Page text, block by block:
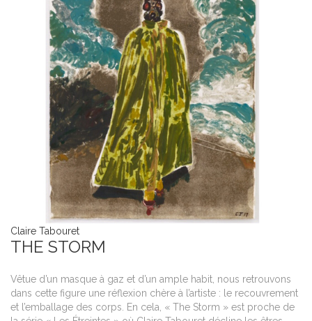
Claire Tabouret
THE STORM
Vêtue d’un masque à gaz et d’un ample habit, nous retrouvons
dans cette figure une réflexion chère à l’artiste : le recouvrement
et l’emballage des corps. En cela, « The Storm » est proche de